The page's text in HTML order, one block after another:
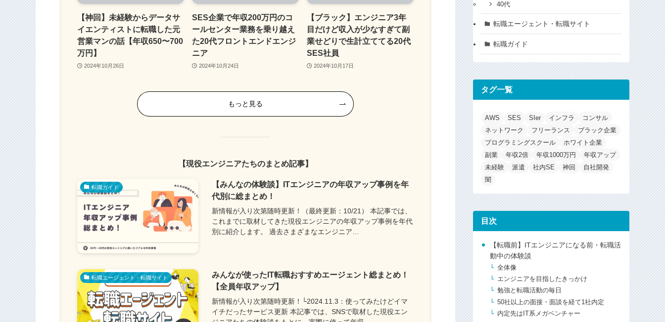
【神回】未経験からデータサ
イエンティストに転職した元
営業マンの話【年収650〜700
万円】
SES企業で年収200万円のコ
ールセンター業務を乗り越え
た20代フロントエンドエンジ
ニア
【ブラック】エンジニア3年
目だけど収入が少なすぎて副
業せどりで生計立ててる20代
SES社員
【現役エンジニアたちのまとめ記事】
転職ガイド
【みんなの体験談】ITエンジニアの年収アップ事例を年
代別に総まとめ！
新情報が入り次第随時更新！（最終更新：10/21） 本記事では、
これまでに取材してきた現役エンジニアの年収アップ事例を年代
別に紹介します。 過去さまざまなエンジニア…
転職エージェント・転職サイト
みんなが使ったIT転職おすすめエージェント総まとめ！
【全員年収アップ】
新情報が入り次第随時更新！└2024.11.3：使ってみたけどイマ
イチだったサービス更新 本記事では、SNSで取材した現役エン
ジニアたちの体験談をもとに、実際に使って年収…
40代
転職エージェント・転職サイト
転職ガイド
タグ一覧
AWS SES SIer インフラ
コンサル
ネットワーク
フリーランス
ブラック企業
プログラミングスクール
ホワイト企業
副業
年収2倍 年収1000万円
年収アップ
未経験
派遣 社内SE 神回
自社開発
闇
目次
【転職前】ITエンジニアになる前・転職活
動中の体験談
全体像
エンジニアを目指したきっかけ
勉強と転職活動の毎日
50社以上の面接・面談を経て1社内定
内定先はIT系メガベンチャー